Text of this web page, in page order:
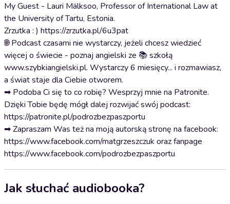
My Guest - Lauri Mälksoo, Professor of International Law at
the University of Tartu, Estonia.
Zrzutka : ) https://zrzutka.pl/6u3pat
🌐 Podcast czasami nie wystarczy, jeżeli chcesz wiedzieć
więcej o świecie - poznaj angielski ze 📚 szkołą
www.szybkiangielski.pl. Wystarczy 6 miesięcy... i rozmawiasz,
a świat staje dla Ciebie otworem.
➡ Podoba Ci się to co robię? Wesprzyj mnie na Patronite.
Dzięki Tobie będę mógł dalej rozwijać swój podcast:
https://patronite.pl/podrozbezpaszportu
➡ Zapraszam Was też na moją autorską stronę na facebook:
https://www.facebook.com/matgrzeszczuk oraz fanpage
https://www.facebook.com/podrozbezpaszportu
Jak słuchać audiobooka?